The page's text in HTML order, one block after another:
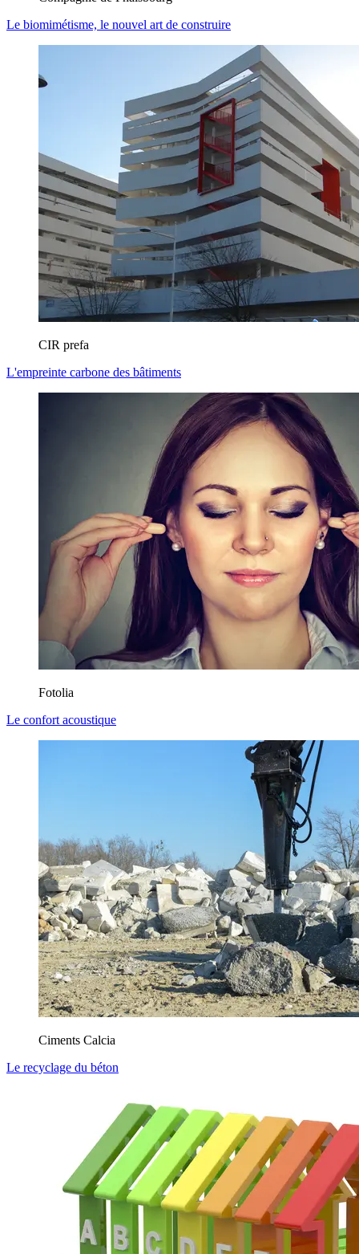
Le biomimétisme, le nouvel art de construire
CIR prefa
L'empreinte carbone des bâtiments
Fotolia
Le confort acoustique
Ciments Calcia
Le recyclage du béton